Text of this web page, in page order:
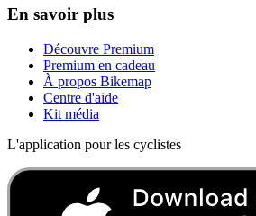
En savoir plus
Découvre Premium
Premium en cadeau
À propos Bikemap
Centre d'aide
Kit média
L'application pour les cyclistes